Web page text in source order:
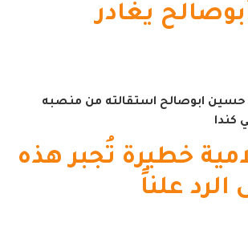
يغادر
حسين ابوصالح استقالته من منصبه
كندا
خطيرة تُجبر هذه
الرد علناً